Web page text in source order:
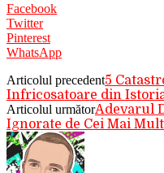
Facebook
Twitter
Pinterest
WhatsApp
Articolul precedent5
Infricosatoare din
Articolul următorAdevarul
Ignorate de Cei Mai